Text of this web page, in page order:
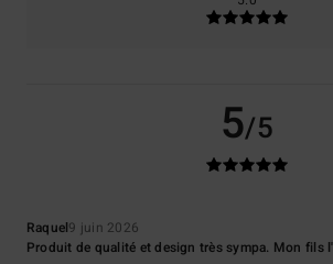
5/5
Raquel9 juin 2026
Produit de qualité et design très sympa. Mon fils